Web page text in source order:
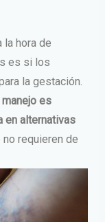
la hora de
es si los
la gestación.
es
en alternativas
requieren de